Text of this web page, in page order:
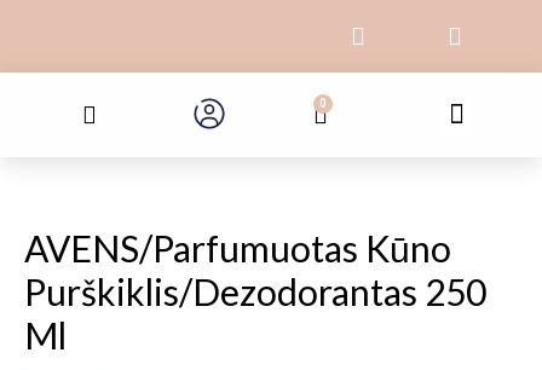
turinio
F
a
c
f
I
n
s
a
Search 0Cart Menu
AVENS/Parfumuotas Kūno
Purškiklis/dezodorantas 250
Ml